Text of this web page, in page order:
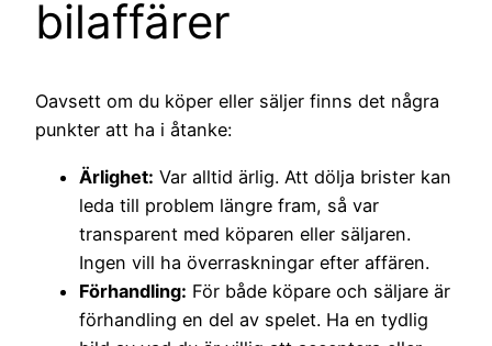
bilaffärer
Oavsett om du köper eller säljer finns det några
punkter att ha i åtanke:
Ärlighet: Var alltid ärlig. Att dölja brister kan
leda till problem längre fram, så var
transparent med köparen eller säljaren.
Ingen vill ha överraskningar efter affären.
Förhandling: För både köpare och säljare är
förhandling en del av spelet. Ha en tydlig